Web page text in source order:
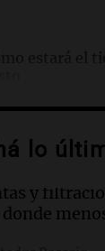
estará el
cómo estará
AstraZeneca
lo
y